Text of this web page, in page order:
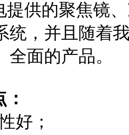
供的聚焦镜、
统，并且随着
面的产品。
；